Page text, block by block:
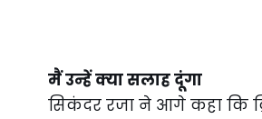
मैं उन्हें क्या सलाह दूंगा
सिकंदर रजा ने आगे कहा कि